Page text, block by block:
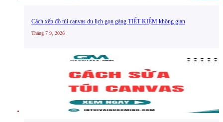
Cách xếp đồ túi canvas du lịch gọn gàng TIẾT KIỆM không gian
Tháng 7 9, 2026